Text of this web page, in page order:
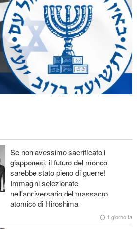
per oltre 700 militari statunitensi
La diplomazia teatrale in loop è
nazionale dell'Iran è superiore a
Se non avessimo sacrificato i
giapponesi, il futuro del mondo
sarebbe stato pieno di guerre!
Immagini selezionate
nell'anniversario del massacro
atomico di Hiroshima
1 giorno fa